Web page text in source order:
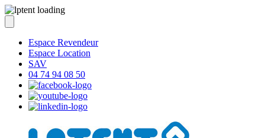
Espace Revendeur
Espace Location
SAV
04 74 94 08 50